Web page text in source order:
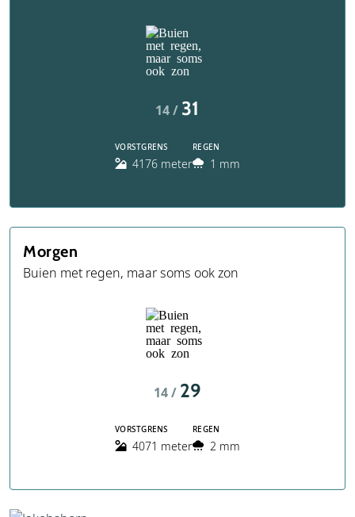
14 / 31
VORSTGRENS
4176 meter
REGEN
1 mm
Morgen
Buien met regen, maar soms ook zon
14 / 29
VORSTGRENS
4071 meter
REGEN
2 mm